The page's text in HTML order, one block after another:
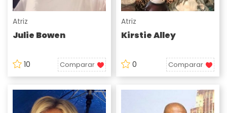
Atriz
Julie Bowen
10 Comparar
Atriz
Kirstie Alley
0 Comparar